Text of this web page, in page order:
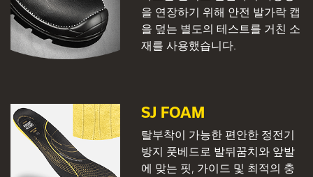
을 연장하기 위해 안전 발가락 캡
을 덮는 별도의 테스트를 거친 소
재를 사용했습니다.
SJ FOAM
탈부착이 가능한 편안한 정전기
방지 풋베드로 발뒤꿈치와 앞발
에 맞는 핏, 가이드 및 최적의 충